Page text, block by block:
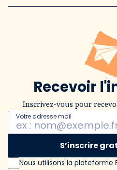
Recevoir
Inscrivez-vous pour
Votre adresse mail
S’inscrire
Nous utilisons la plateforme